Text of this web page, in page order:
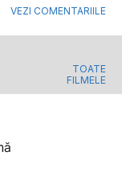
VEZI COMENTARIILE
TOATE
FILMELE